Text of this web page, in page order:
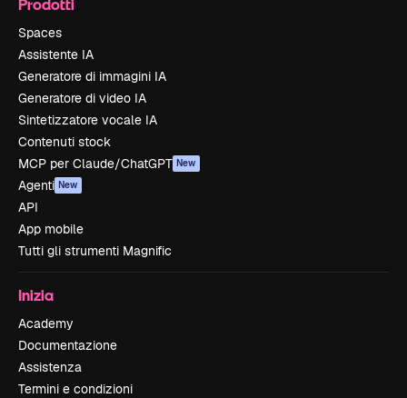
Prodotti
Spaces
Assistente IA
Generatore di immagini IA
Generatore di video IA
Sintetizzatore vocale IA
Contenuti stock
MCP per Claude/ChatGPT New
Agenti New
API
App mobile
Tutti gli strumenti Magnific
Inizia
Academy
Documentazione
Assistenza
Termini e condizioni